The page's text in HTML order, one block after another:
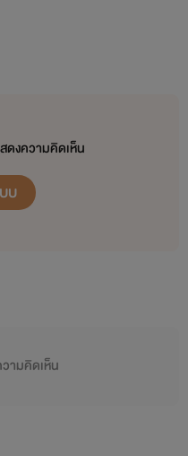
ดงความคิดเห็น
บ
ามคิดเห็น